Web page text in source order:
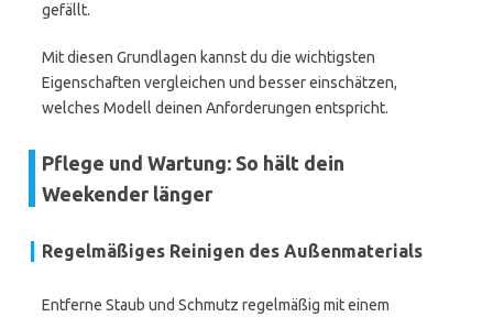
gefällt.
Mit diesen Grundlagen kannst du die wichtigsten
Eigenschaften vergleichen und besser einschätzen,
welches Modell deinen Anforderungen entspricht.
Pflege und Wartung: So hält dein
Weekender länger
Regelmäßiges Reinigen des Außenmaterials
Entferne Staub und Schmutz regelmäßig mit einem